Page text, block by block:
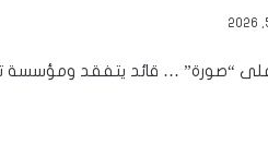
“صورة” … قائد يتفقد ومؤسسة